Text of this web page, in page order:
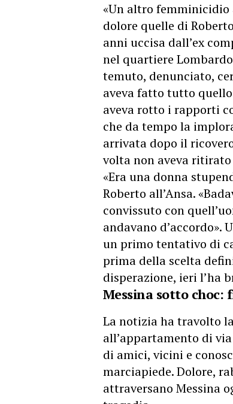
«Un altro femminicidio
dolore quelle di
anni uccisa dall’ex
nel quartiere
temuto, denunciato,
aveva fatto tutto
aveva rotto i rapporti
che da tempo la
arrivata dopo il
volta non aveva
«Era una donna
Roberto all’Ansa.
convissuto con
andavano d’accordo».
un primo tentativo di
prima della scelta
disperazione, ieri l’ha
Messina sotto choc:
La notizia ha travolto
all’appartamento di
di amici, vicini e
marciapiede. Dolore,
attraversano Messina